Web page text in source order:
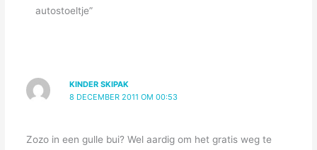
autostoeltje”
KINDER SKIPAK
8 DECEMBER 2011 OM 00:53
Zozo in een gulle bui? Wel aardig om het gratis weg te